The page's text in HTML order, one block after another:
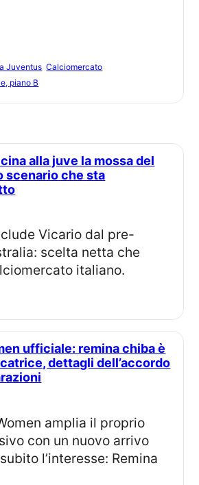
Juventus Calciomercato
piano B
scenario che sta
scelta netta che
italiano.
dettagli dell’accordo
con un nuovo arrivo
l’interesse: Remina